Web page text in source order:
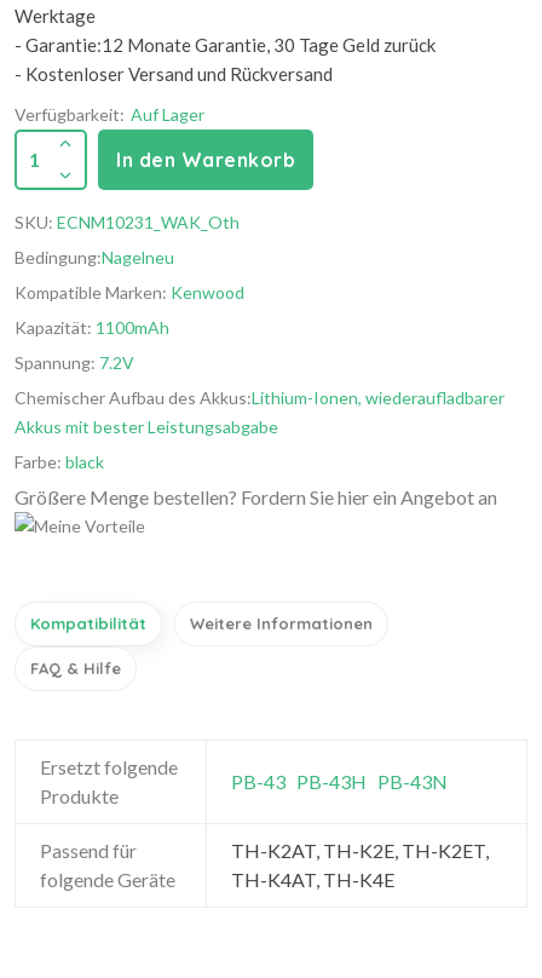
Werktage
- Garantie:12 Monate Garantie, 30 Tage Geld zurück
- Kostenloser Versand und Rückversand
Verfügbarkeit: Auf Lager
1 In den Warenkorb
SKU: ECNM10231_WAK_Oth
Bedingung:Nagelneu
Kompatible Marken: Kenwood
Kapazität: 1100mAh
Spannung: 7.2V
Chemischer Aufbau des Akkus:Lithium-Ionen, wiederaufladbarer
Akkus mit bester Leistungsabgabe
Farbe: black
Größere Menge bestellen? Fordern Sie hier ein Angebot an
Kompatibilität Weitere Informationen
FAQ & Hilfe
Ersetzt folgende
Produkte
PB-43 PB-43H PB-43N
Passend für
folgende Geräte
TH-K2AT, TH-K2E, TH-K2ET,
TH-K4AT, TH-K4E